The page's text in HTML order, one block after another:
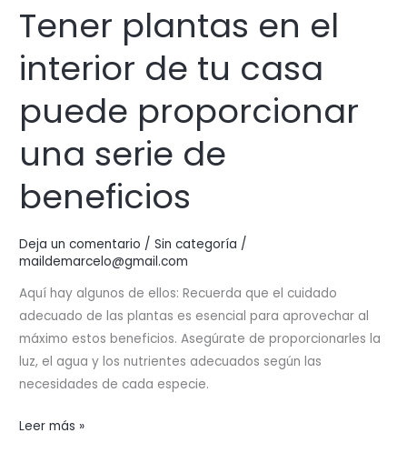
Tener plantas en el
interior de tu casa
puede proporcionar
una serie de
beneficios
Deja un comentario /Sin categoría /
maildemarcelo@gmail.com
Aquí hay algunos de ellos: Recuerda que el cuidado
adecuado de las plantas es esencial para aprovechar al
máximo estos beneficios. Asegúrate de proporcionarles la
luz, el agua y los nutrientes adecuados según las
necesidades de cada especie.
Tener
Leer más »